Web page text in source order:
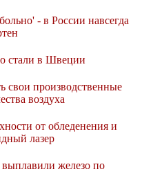
- в России навсегда
стали в Швеции
свои производственные
воздуха
от обледенения и
лазер
железо по